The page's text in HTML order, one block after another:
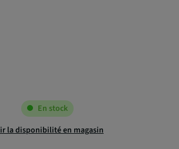
En stock
la disponibilité en magasin